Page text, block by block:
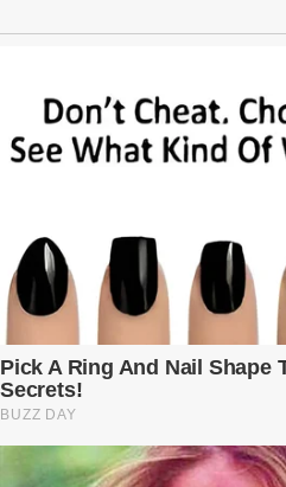
kế hoạch được chuẩn bị kỹ lưỡng
phải trả giá … Hà Nội, mùa thu năm
linh bé bỏng đang lớn dần từng
phải sống trong sợ hãi khi mang
cũng dối trá và lạnh lùng. Gần đây,
đêm không về. Và rồi, trong một
xuống bàn ly n...